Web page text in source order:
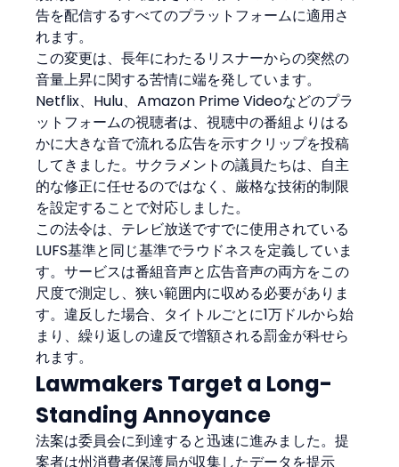
告を配信するすべてのプラットフォームに適用さ
れます。
この変更は、長年にわたるリスナーからの突然の
音量上昇に関する苦情に端を発しています。
Netflix、Hulu、Amazon Prime Videoなどのプラ
ットフォームの視聴者は、視聴中の番組よりはる
かに大きな音で流れる広告を示すクリップを投稿
してきました。サクラメントの議員たちは、自主
的な修正に任せるのではなく、厳格な技術的制限
を設定することで対応しました。
この法令は、テレビ放送ですでに使用されている
LUFS基準と同じ基準でラウドネスを定義していま
す。サービスは番組音声と広告音声の両方をこの
尺度で測定し、狭い範囲内に収める必要がありま
す。違反した場合、タイトルごとに1万ドルから始
まり、繰り返しの違反で増額される罰金が科せら
れます。
Lawmakers Target a Long-
Standing Annoyance
法案は委員会に到達すると迅速に進みました。提
案者は州消費者保護局が収集したデータを提示